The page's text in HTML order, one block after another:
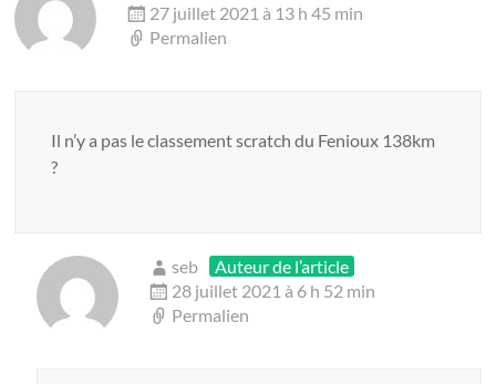
27 juillet 2021 à 13 h 45 min
Permalien
Il n’y a pas le classement scratch du Fenioux 138km
?
seb
Auteur de l’article
28 juillet 2021 à 6 h 52 min
Permalien